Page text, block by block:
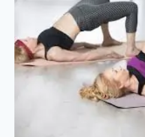
રાહત
મેળવવી?